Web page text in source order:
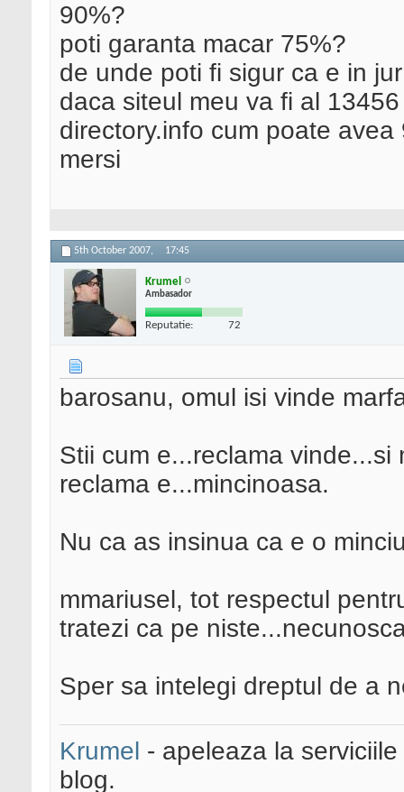
90%?
poti garanta macar 75%?
de unde poti fi sigur ca e in
daca siteul meu va fi al
directory.info cum poate
mersi
5th October 2007, 17:45
Krumel
Ambasador
Reputatie: 72
barosanu, omul isi vinde
Stii cum e...reclama
reclama e...mincinoasa.
Nu ca as insinua ca e o
mmariusel, tot respectul
tratezi ca pe
Sper sa intelegi dreptul de a
Krumel - apeleaza la
blog.